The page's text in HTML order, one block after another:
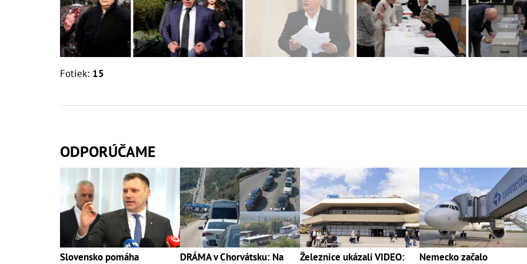
Fotiek: 15
ODPORÚČAME
Slovensko pomáha
DRÁMA v Chorvátsku: Na
Železnice ukázali VIDEO:
Nemecko začalo